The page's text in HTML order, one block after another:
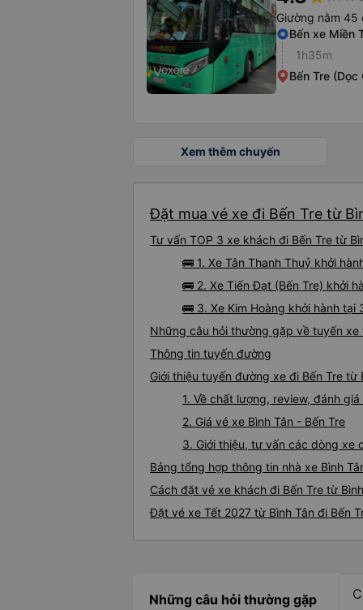
Giường nằm 45
Bến xe Miền
1h35m
Bến Tre (Dọc
Xem thêm chuyến
Đặt mua vé xe đi Bến Tre từ
Tư vấn TOP 3 xe khách đi Bến Tre từ
🚌 1. Xe Tân Thanh Thuỷ khởi
🚌 2. Xe Tiến Đạt (Bến Tre) khởi
🚌 3. Xe Kim Hoàng khởi hành
Những câu hỏi thường gặp về tuyến xe
Thông tin tuyến đường
Giới thiệu tuyến đường xe đi Bến Tre từ
1. Về chất lượng, review, đánh
2. Giá vé xe Bình Tân - Bến Tre
3. Giới thiệu, tư vấn các dòng xe
Bảng tổng hợp thông tin nhà xe Bình
Cách đặt vé xe khách đi Bến Tre từ
Đặt vé xe Tết 2027 từ Bình Tân đi Bến
Những câu hỏi thường gặp